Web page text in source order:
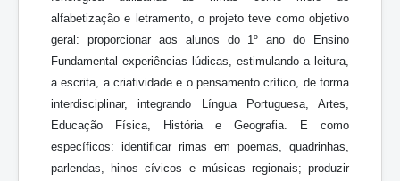
alfabetização e letramento, o projeto teve como objetivo
geral: proporcionar aos alunos do 1º ano do Ensino
Fundamental experiências lúdicas, estimulando a leitura,
a escrita, a criatividade e o pensamento crítico, de forma
interdisciplinar, integrando Língua Portuguesa, Artes,
Educação Física, História e Geografia. E como
específicos: identificar rimas em poemas, quadrinhas,
parlendas, hinos cívicos e músicas regionais; produzir